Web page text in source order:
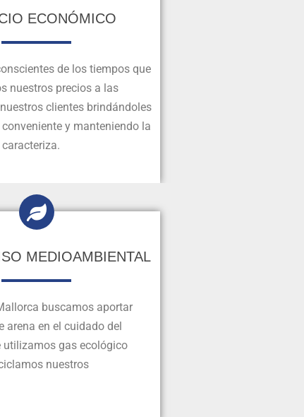
ECONÓMICO
de los tiempos que
nuestros precios a las
clientes brindándoles
y manteniendo la
MEDIOAMBIENTAL
buscamos aportar
arena en el cuidado del
utilizamos gas ecológico
nuestros